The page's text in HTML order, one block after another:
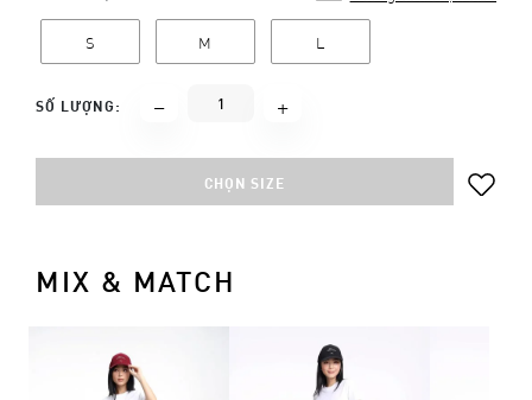
S M L
SỐ LƯỢNG:
CHỌN SIZE
MIX & MATCH